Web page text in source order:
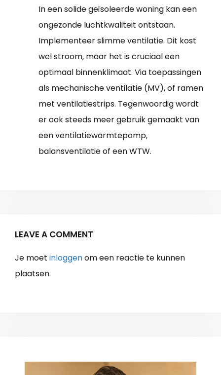
In een solide geïsoleerde woning kan een
ongezonde luchtkwaliteit ontstaan.
Implementeer slimme ventilatie. Dit kost
wel stroom, maar het is cruciaal een
optimaal binnenklimaat. Via toepassingen
als mechanische ventilatie (MV), of ramen
met ventilatiestrips. Tegenwoordig wordt
er ook steeds meer gebruik gemaakt van
een ventilatiewarmtepomp,
balansventilatie of een WTW.
LEAVE A COMMENT
Je moet inloggenom een reactie te kunnen
plaatsen.